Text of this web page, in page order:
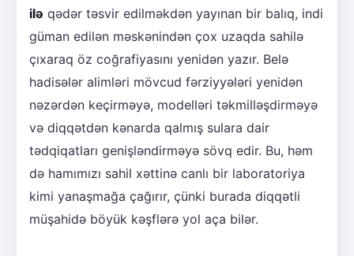
ilə qədər təsvir edilməkdən yayınan bir balıq, indi
güman edilən məskənindən çox uzaqda sahilə
çıxaraq öz coğrafiyasını yenidən yazır. Belə
hadisələr alimləri mövcud fərziyyələri yenidən
nəzərdən keçirməyə, modelləri təkmilləşdirməyə
və diqqətdən kənarda qalmış sulara dair
tədqiqatları genişləndirməyə sövq edir. Bu, həm
də hamımızı sahil xəttinə canlı bir laboratoriya
kimi yanaşmağa çağırır, çünki burada diqqətli
müşahidə böyük kəşflərə yol aça bilər.